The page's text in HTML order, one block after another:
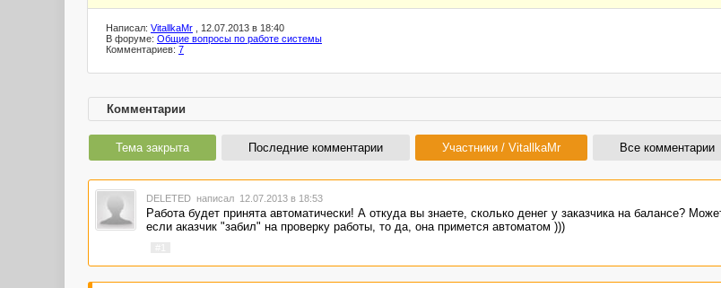
Написал: VitallkaMr , 12.07.2013 в 18:40
В форуме: Общие вопросы по работе системы
Комментариев: 7
Комментарии
Тема закрыта Последние комментарии Участники / VitallkaMr Все комментарии
DELETED написал 12.07.2013 в 18:53
Работа будет принята автоматически! А откуда вы знаете, сколько денег у заказчика на балансе?
если аказчик "забил" на проверку работы, то да, она примется автоматом )))